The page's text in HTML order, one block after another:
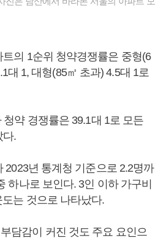
의 1순위 청약경쟁률은 중형(6
대 1, 대형(85㎡ 초과) 4.5대 1로
약 경쟁률은 39.1대 1로 모든
다.
2023년 통계청 기준으로 2.2명까
하나로 보인다. 3인 이하 가구비
는 것으로 나타났다.
담감이 커진 것도 주요 요인으